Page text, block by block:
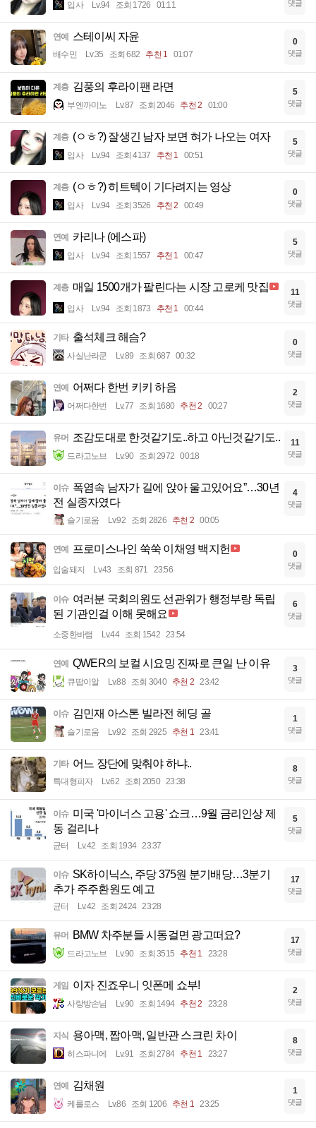
입사 Lv.94 조회 1726 01:11 댓글
연예 스테이씨 자윤
배수민 Lv.35 조회 682 추천 1 01:07
0
댓글
계층 김풍의 후라이팬 라면
부엔까미노 Lv.87 조회 2046 추천 2 01:00
5
댓글
계층 (ㅇㅎ?) 잘생긴 남자 보면 혀가 나오는 여자
입사 Lv.94 조회 4137 추천 1 00:51
5
댓글
계층 (ㅇㅎ?) 히트텍이 기다려지는 영상
입사 Lv.94 조회 3526 추천 2 00:49
0
댓글
연예 카리나 (에스파)
입사 Lv.94 조회 1557 추천 1 00:47
5
댓글
계층 매일 1500개가 팔린다는 시장 고로케 맛집
입사 Lv.94 조회 1873 추천 1 00:44
11
댓글
기타 출석체크 해슴?
사실난라쿤 Lv.89 조회 687 00:32
0
댓글
연예 어쩌다 한번 키키 하음
어쩌다한번 Lv.77 조회 1680 추천 2 00:27
2
댓글
유머 조감도대로 한것같기도..하고 아닌것같기도..
드라고노브 Lv.90 조회 2972 00:18
11
댓글
이슈 폭염속 남자가 길에 앉아 울고있어요”…30년
전 실종자였다
슬기로움 Lv.92 조회 2826 추천 2 00:05
4
댓글
연예 프로미스나인 쑥쑥 이채영 백지헌
입술돼지 Lv.43 조회 871 23:56
0
댓글
이슈 여러분 국회의원도 선관위가 행정부랑 독립
된 기관인걸 이해 못해요
소중한바램 Lv.44 조회 1542 23:54
6
댓글
연예 QWER의 보컬 시요밍 진짜로 큰일 난 이유
큐땁이알 Lv.88 조회 3040 추천 2 23:42
3
댓글
이슈 김민재 아스톤 빌라전 헤딩 골
슬기로움 Lv.92 조회 2925 추천 1 23:41
1
댓글
기타 어느 장단에 맞춰야 하냐..
특대형피자 Lv.62 조회 2050 23:38
8
댓글
이슈 미국 '마이너스 고용' 쇼크…9월 금리인상 제
동 걸리나
균터 Lv.42 조회 1934 23:37
5
댓글
이슈 SK하이닉스, 주당 375원 분기배당…3분기
추가 주주환원도 예고
균터 Lv.42 조회 2424 23:28
17
댓글
유머 BMW 차주분들 시동걸면 광고떠요?
드라고노브 Lv.90 조회 3515 추천 1 23:28
17
댓글
게임 이자 진죠우니 잇폰메 쇼부!
사랑방손님 Lv.90 조회 1494 추천 2 23:28
2
댓글
지식 용아맥, 짭아맥, 일반관 스크린 차이
히스파니에 Lv.91 조회 2784 추천 1 23:27
8
댓글
연예 김채원
케를로스 Lv.86 조회 1206 추천 1 23:25
1
댓글